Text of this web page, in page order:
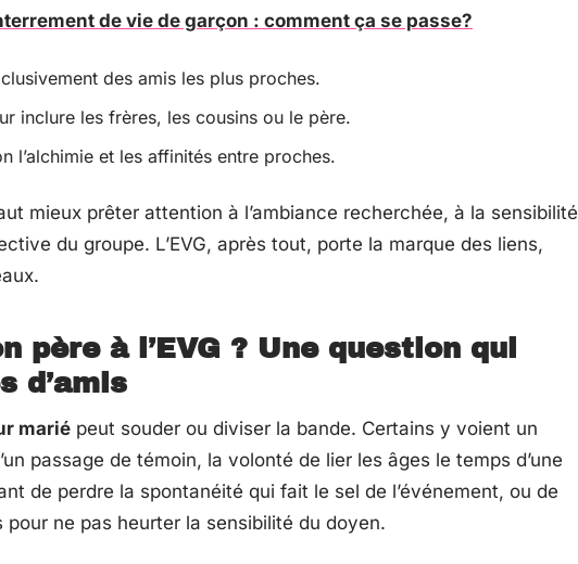
de vie de garçon : comment ça se passe?
des amis les plus proches.
inclure les frères, les cousins ou le père.
l’alchimie et les affinités entre proches.
mieux prêter attention à l’ambiance recherchée, à la sensibilité
du groupe. L’EVG, après tout, porte la marque des liens,
père à l’EVG ? Une question qui
d’amis
marié peut souder ou diviser la bande. Certains y voient un
passage de témoin, la volonté de lier les âges le temps d’une
de perdre la spontanéité qui fait le sel de l’événement, ou de
ne pas heurter la sensibilité du doyen.